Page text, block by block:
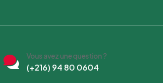
Vous avez une question ?
(+216) 94 80 0604